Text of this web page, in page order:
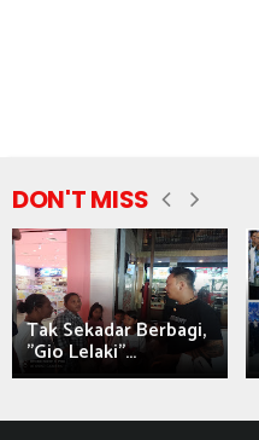
DON'T MISS
Tak Sekadar Berbagi,
"Gio Lelaki"...